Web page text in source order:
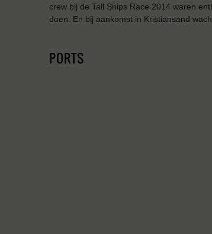
crew bij de Tall Ships Race 2014 waren
doen. En bij aankomst in Kristiansand
PORTS